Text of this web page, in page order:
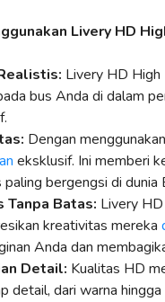
Livery HD
Livery HD High
bus Anda di dalam
Dengan
eksklusif. Ini memberi
paling bergengsi di dunia
Tanpa Batas: Livery
kreativitas mereka
Anda dan
Detail: Kualitas HD
detail, dari warna